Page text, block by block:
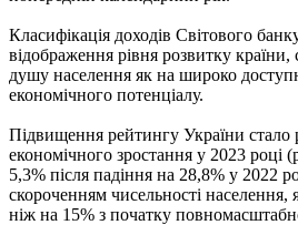
Класифікація доходів Світового
відображення рівня розвитку
душу населення як на широко
економічного потенціалу.
Підвищення рейтингу України стало
економічного зростання у 2023 році
5,3% після падіння на 28,8% у 2022
скороченням чисельності населення,
ніж на 15% з початку